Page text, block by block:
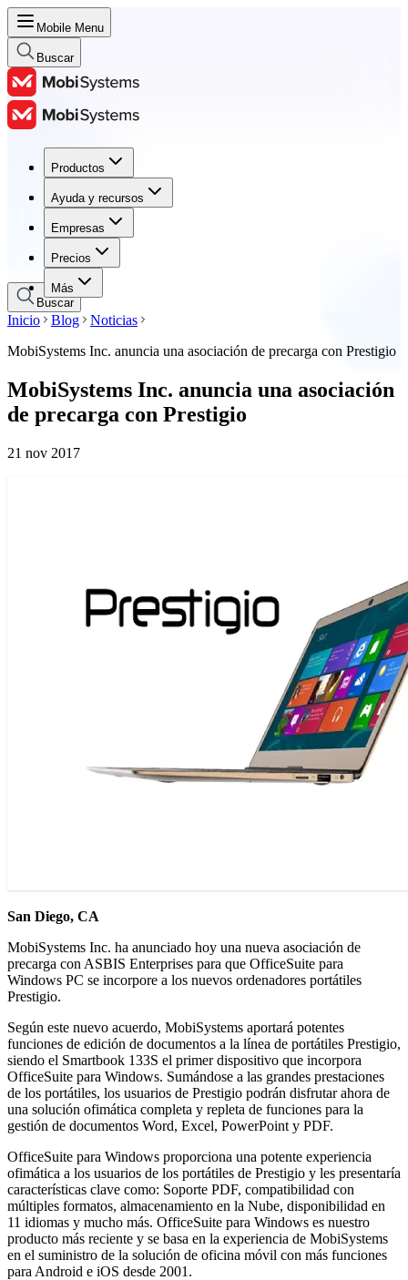
Mobile Menu
Buscar
Productos
Ayuda y recursos
Empresas
Precios
Más
Productos
Ayuda y recursos
Empresas
Precios
Buscar
Inicio Blog
Noticias
MobiSystems Inc. anuncia una asociación de precarga con Prestigio
MobiSystems Inc. anuncia una asociación
de precarga con Prestigio
21 nov 2017
San Diego, CA
MobiSystems Inc. ha anunciado hoy una nueva asociación de
precarga con ASBIS Enterprises para que OfficeSuite para
Windows PC se incorpore a los nuevos ordenadores portátiles
Prestigio.
Según este nuevo acuerdo, MobiSystems aportará potentes
funciones de edición de documentos a la línea de portátiles Prestigio,
siendo el Smartbook 133S el primer dispositivo que incorpora
OfficeSuite para Windows. Sumándose a las grandes prestaciones
de los portátiles, los usuarios de Prestigio podrán disfrutar ahora de
una solución ofimática completa y repleta de funciones para la
gestión de documentos Word, Excel, PowerPoint y PDF.
OfficeSuite para Windows proporciona una potente experiencia
ofimática a los usuarios de los portátiles de Prestigio y les presentaría
características clave como: Soporte PDF, compatibilidad con
múltiples formatos, almacenamiento en la Nube, disponibilidad en
11 idiomas y mucho más. OfficeSuite para Windows es nuestro
producto más reciente y se basa en la experiencia de MobiSystems
en el suministro de la solución de oficina móvil con más funciones
para Android e iOS desde 2001.